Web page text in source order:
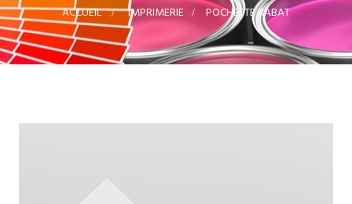
ACCUEIL > IMPRIMERIE > POCHETTE RABAT